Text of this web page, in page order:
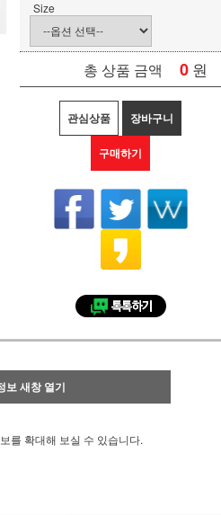
Size
총 상품 금액 0 원
관심상품 장바구니
구매하기
보 새창 열기
를 확대해 보실 수 있습니다.